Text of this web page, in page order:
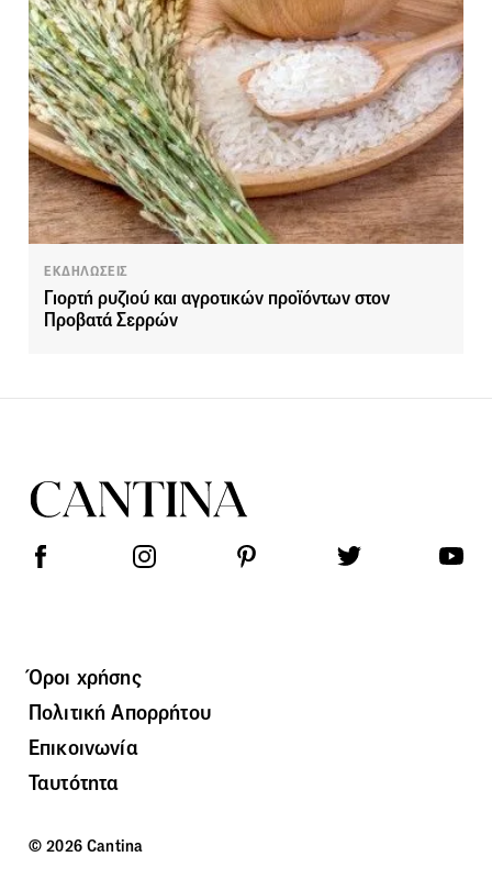
ΕΚΔΗΛΩΣΕΙΣ
Γιορτή ρυζιού και αγροτικών προϊόντων στον
Προβατά Σερρών
Όροι χρήσης
Πολιτική Απορρήτου
Επικοινωνία
Ταυτότητα
© 2026 Cantina